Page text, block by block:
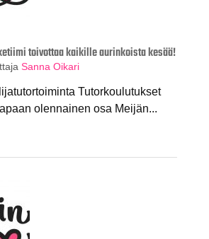
toivottaa kaikille aurinkoista kesää!
Sanna Oikari
Tutorkoulutukset
olennainen osa Meijän...